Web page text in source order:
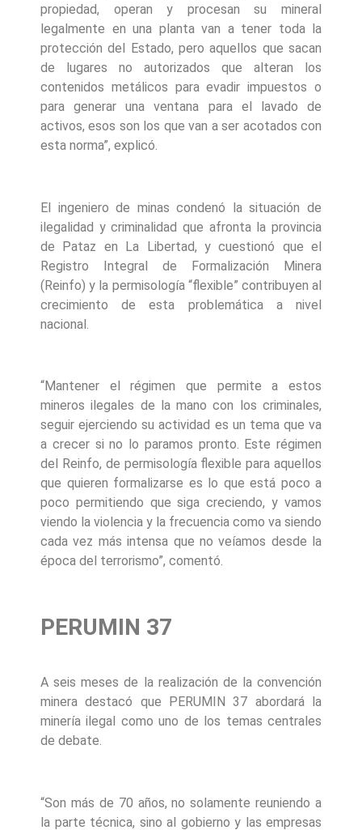
propiedad, operan y procesan su mineral
legalmente en una planta van a tener toda la
protección del Estado, pero aquellos que sacan
de lugares no autorizados que alteran los
contenidos metálicos para evadir impuestos o
para generar una ventana para el lavado de
activos, esos son los que van a ser acotados con
esta norma”, explicó.
El ingeniero de minas condenó la situación de
ilegalidad y criminalidad que afronta la provincia
de Pataz en La Libertad, y cuestionó que el
Registro Integral de Formalización Minera
(Reinfo) y la permisología “flexible” contribuyen al
crecimiento de esta problemática a nivel
nacional.
“Mantener el régimen que permite a estos
mineros ilegales de la mano con los criminales,
seguir ejerciendo su actividad es un tema que va
a crecer si no lo paramos pronto. Este régimen
del Reinfo, de permisología flexible para aquellos
que quieren formalizarse es lo que está poco a
poco permitiendo que siga creciendo, y vamos
viendo la violencia y la frecuencia como va siendo
cada vez más intensa que no veíamos desde la
época del terrorismo”, comentó.
PERUMIN 37
A seis meses de la realización de la convención
minera destacó que PERUMIN 37 abordará la
minería ilegal como uno de los temas centrales
de debate.
“Son más de 70 años, no solamente reuniendo a
la parte técnica, sino al gobierno y las empresas